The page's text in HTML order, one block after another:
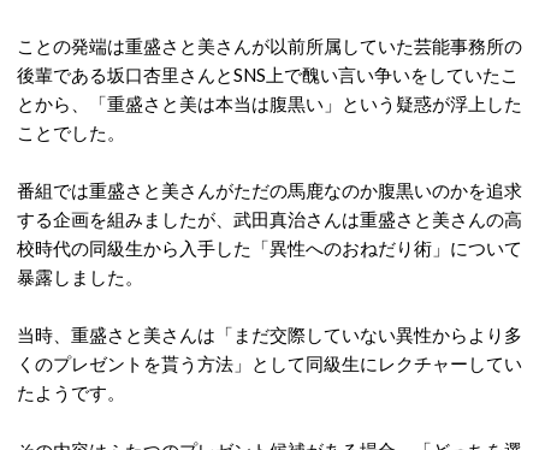
ことの発端は重盛さと美さんが以前所属していた芸能事務所の
後輩である坂口杏里さんとSNS上で醜い言い争いをしていたこ
とから、「重盛さと美は本当は腹黒い」という疑惑が浮上した
ことでした。
番組では重盛さと美さんがただの馬鹿なのか腹黒いのかを追求
する企画を組みましたが、武田真治さんは重盛さと美さんの高
校時代の同級生から入手した「異性へのおねだり術」について
暴露しました。
当時、重盛さと美さんは「まだ交際していない異性からより多
くのプレゼントを貰う方法」として同級生にレクチャーしてい
たようです。